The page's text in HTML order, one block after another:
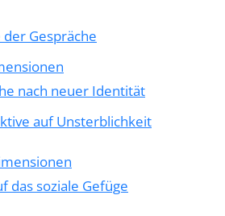
Gespräche
nach neuer Identität
auf Unsterblichkeit
das soziale Gefüge